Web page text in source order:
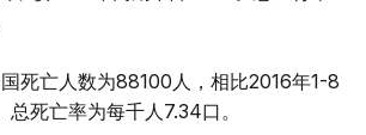
死亡人数为88100人，相比2016年1-8
死亡率为每千人7.34口。